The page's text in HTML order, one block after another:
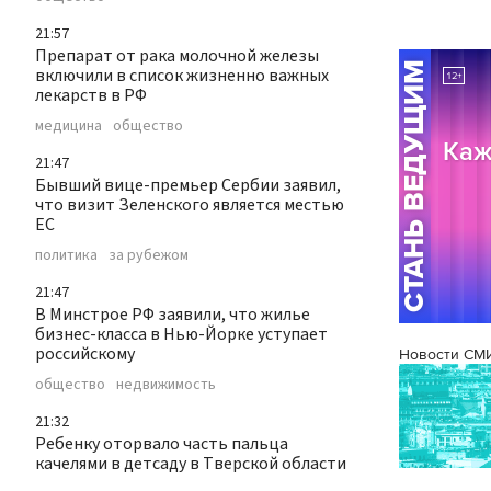
21:57
Препарат от рака молочной железы
включили в список жизненно важных
лекарств в РФ
медицина общество
21:47
Бывший вице-премьер Сербии заявил,
что визит Зеленского является местью
ЕС
политика за рубежом
21:47
В Минстрое РФ заявили, что жилье
бизнес-класса в Нью-Йорке уступает
российскому
общество недвижимость
21:32
Ребенку оторвало часть пальца
качелями в детсаду в Тверской области
Новости